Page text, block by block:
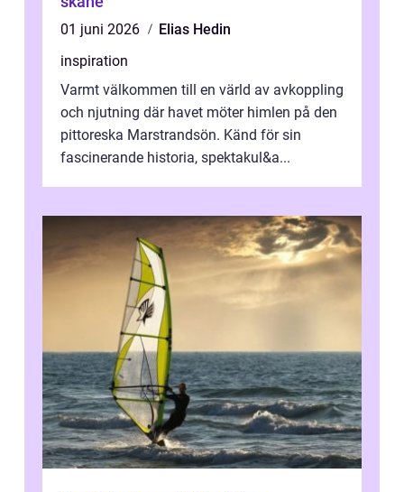
01 juni 2026
Elias Hedin
inspiration
Varmt välkommen till en värld av avkoppling
och njutning där havet möter himlen på den
pittoreska Marstrandsön. Känd för sin
fascinerande historia, spektakul&a...